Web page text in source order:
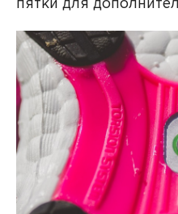
пятки для